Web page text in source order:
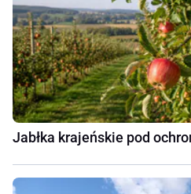
Jabłka krajeńskie pod